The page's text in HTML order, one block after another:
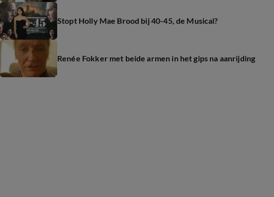
Stopt Holly Mae Brood bij 40-45, de Musical?
Renée Fokker met beide armen in het gips na aanrijding